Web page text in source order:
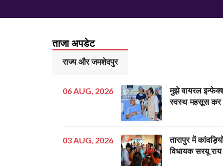
ताजा अपडेट
राज्य और जमशेदपुर
06 AUG, 2026
मुझे वायरल
स्वस्थ महसूस कर
03 AUG, 2026
तारापुर में
विधायक सरयू राय